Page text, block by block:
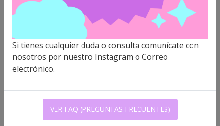
Si tienes cualquier duda o consulta comunícate con
nosotros por nuestro Instagram o Correo
electrónico.
VER FAQ (PREGUNTAS FRECUENTES)